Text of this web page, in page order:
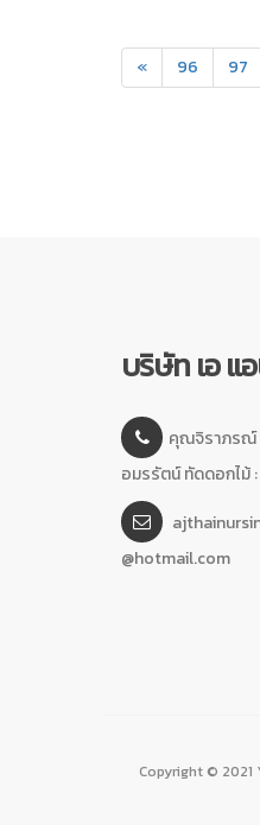
« 96 97
บริษัท เอ แ
คุณจิราภรณ์
อมรรัตน์ ทัดดอกไม้
@hotmail.com
Copyright © 2021